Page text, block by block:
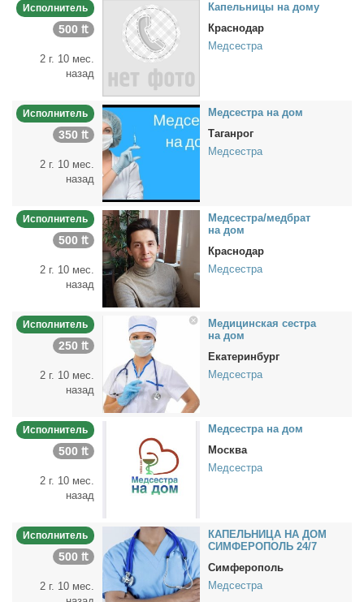
Исполнитель
500 ₶
2 г. 10 мес.
назад
Ка­пель­ни­цы на до­му
Краснодар
Медсестра
Исполнитель
350 ₶
2 г. 10 мес.
назад
Мед­сест­ра на дом
Таганрог
Медсестра
Исполнитель
500 ₶
2 г. 10 мес.
назад
Мед­сест­ра/мед­брат
на дом
Краснодар
Медсестра
Исполнитель
250 ₶
2 г. 10 мес.
назад
Ме­ди­цин­ская сест­ра
на дом
Екатеринбург
Медсестра
Исполнитель
500 ₶
2 г. 10 мес.
назад
Мед­сест­ра на дом
Москва
Медсестра
Исполнитель
500 ₶
2 г. 10 мес.
КАПЕЛЬНИЦА НА ДОМ
СИМФЕРОПОЛЬ 24/7
Симферополь
Медсестра